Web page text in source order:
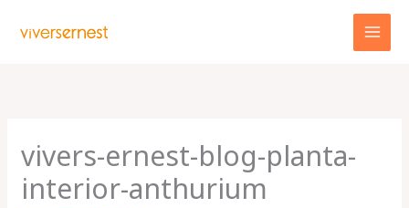
vivers-ernest-blog-planta-
interior-anthurium